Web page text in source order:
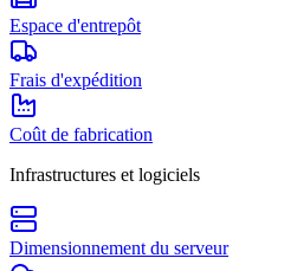
Espace d'entrepôt
Frais d'expédition
Coût de fabrication
Infrastructures et logiciels
Dimensionnement du serveur